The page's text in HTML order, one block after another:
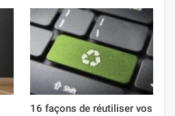
16 façons de réutiliser vos